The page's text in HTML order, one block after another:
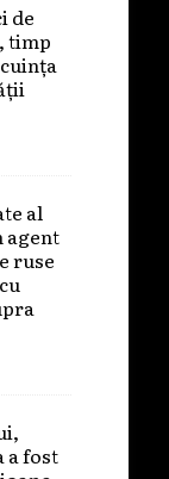
de
timp
al
agent
ruse
a fost